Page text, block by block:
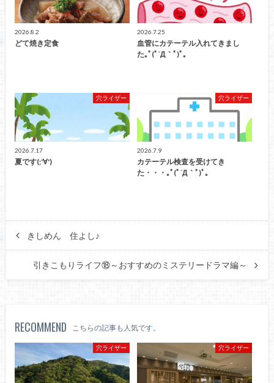
2026.8.2
どて焼き定食
2026.7.25
血管にカテーテル入れてきまし
た｡ﾟ(ﾟ´Д｀ﾟ)ﾟ｡
穴ライザー
2026.7.17
夏です(;'∀')
穴ライザー
2026.7.9
カテーテル検査を受けてき
た・・・｡ﾟ(ﾟ´Д｀ﾟ)ﾟ｡
きしめん 住よし♪
引きこもりライフ⑱～おすすめのミステリードラマ編～
RECOMMEND こちらの記事も人気です。
穴ライザー 穴ライザー